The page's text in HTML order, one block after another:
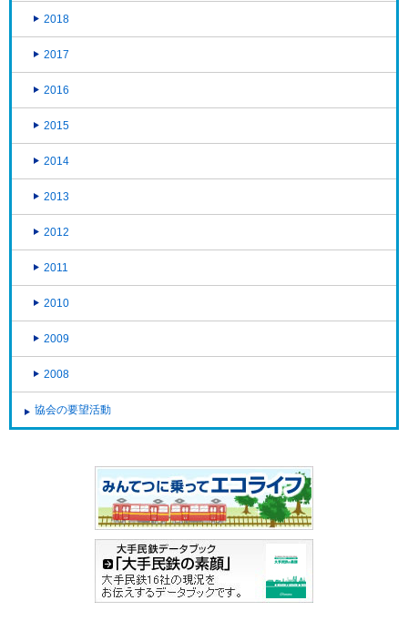
2018
2017
2016
2015
2014
2013
2012
2011
2010
2009
2008
協会の要望活動